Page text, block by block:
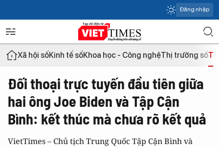
Đăng nhập
Xã hội sốKinh tế sốKhoa học - Công nghệThị trường số
Đối thoại trực tuyến đầu tiên giữa
hai ông Joe Biden và Tập Cận
Bình: kết thúc mà chưa rõ kết quả
VietTimes – Chủ tịch Trung Quốc Tập Cận Bình và